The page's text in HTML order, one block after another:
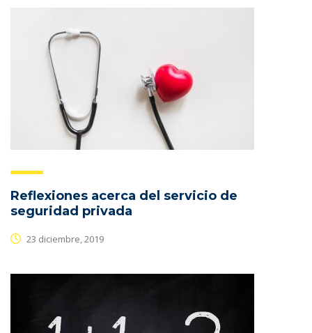
Reflexiones acerca del servicio de
seguridad privada
23 diciembre, 2019